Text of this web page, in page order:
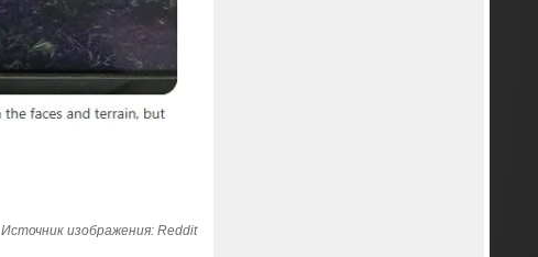
Источник изображения: Reddit